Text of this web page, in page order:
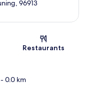
96913
Restaurants
- 0.0 km